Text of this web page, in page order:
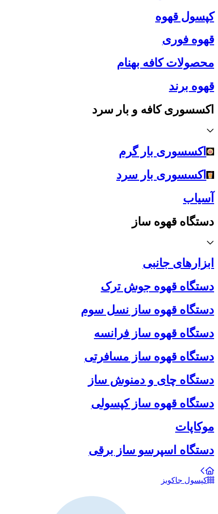
کپسول قهوه
قهوه فوری
محصولات کافه بهنام
قهوه برند
اکسسوری کافه و بار سرد
اکسسوری بار گرم
اکسسوری بار سرد
آسیاب
دستگاه قهوه ساز
ابزارهای جانبی
دستگاه قهوه جوش ترک
دستگاه قهوه ساز نسل سوم
دستگاه قهوه ساز فرانسه
دستگاه قهوه ساز مسافرتی
دستگاه چای و دمنوش ساز
دستگاه قهوه ساز کپسولی
موکاپات
دستگاه اسپرسو ساز برقی
کپسول جاکوبز